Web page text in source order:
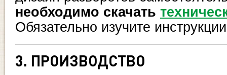
необходимо скачать
Обязательно изучите
3. ПРОИЗВОДСТВО